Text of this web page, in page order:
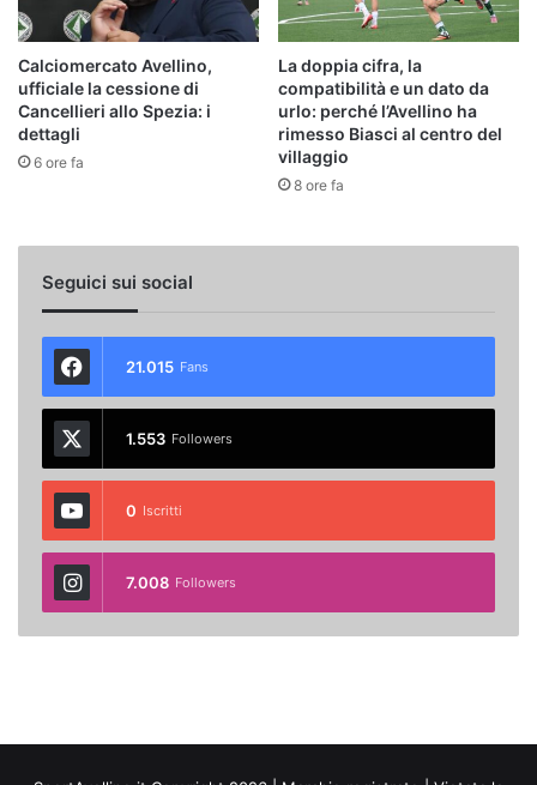
Calciomercato Avellino,
ufficiale la cessione di
Cancellieri allo Spezia: i
dettagli
6 ore fa
La doppia cifra, la
compatibilità e un dato da
urlo: perché l’Avellino ha
rimesso Biasci al centro del
villaggio
8 ore fa
Seguici sui social
21.015 Fans
1.553 Followers
0 Iscritti
7.008 Followers